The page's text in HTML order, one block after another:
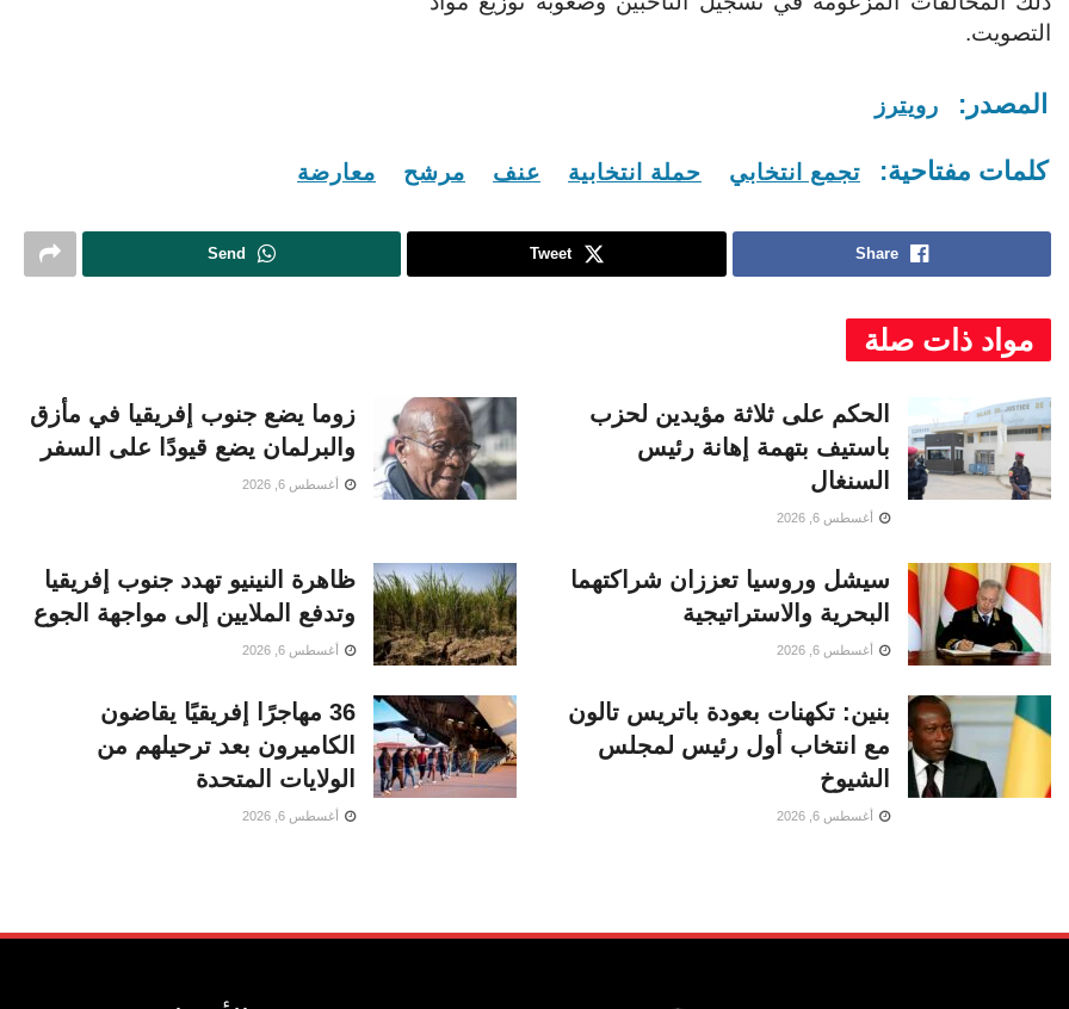
التصويت.
المصدر: رويترز
كلمات مفتاحية: تجمع انتخابي حملة انتخابية عنف مرشح معارضة
Share
Tweet
Send
مواد ذات صلة
الحكم على ثلاثة مؤيدين لحزب
باستيف بتهمة إهانة رئيس
السنغال
أغسطس 6, 2026
زوما يضع جنوب إفريقيا في مأزق
والبرلمان يضع قيودًا على السفر
أغسطس 6, 2026
سيشل وروسيا تعززان شراكتهما
البحرية والاستراتيجية
أغسطس 6, 2026
ظاهرة النينيو تهدد جنوب إفريقيا
وتدفع الملايين إلى مواجهة الجوع
أغسطس 6, 2026
بنين: تكهنات بعودة باتريس تالون
مع انتخاب أول رئيس لمجلس
الشيوخ
أغسطس 6, 2026
36 مهاجرًا إفريقيًا يقاضون
الكاميرون بعد ترحيلهم من
الولايات المتحدة
أغسطس 6, 2026